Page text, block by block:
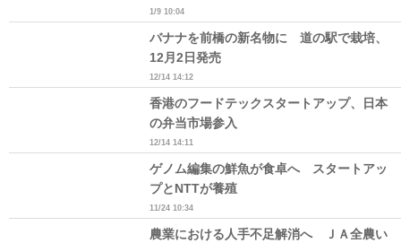
1/9 10:04
バナナを前橋の新名物に 道の駅で栽培、
12月2日発売
12/14 14:12
香港のフードテックスタートアップ、日本
の弁当市場参入
12/14 14:11
ゲノム編集の鮮魚が食卓へ スタートアッ
プとNTTが養殖
11/24 10:34
農業における人手不足解消へ ＪＡ全農い